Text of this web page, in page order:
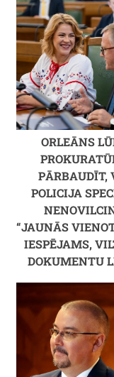
ORLEĀNS
PĀRBAUDĪT,
POLICIJA
“JAUNĀS
IESPĒJAMS,
DOKUMENTU